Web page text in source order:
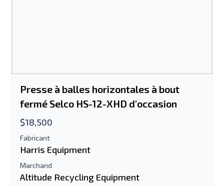
Presse à balles horizontales à bout
fermé Selco HS-12-XHD d'occasion
$18,500
Fabricant
Harris Equipment
Marchand
Altitude Recycling Equipment